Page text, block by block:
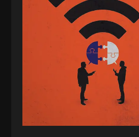
برهمند، یسنا امان‌پور، سروش کرمیان،
رجبی، زهرا فکرانه، فائزه فتحی
مانی لطفی زاده
ثابت
کاظمی‌نیا